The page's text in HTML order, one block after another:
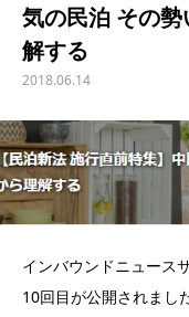
気の民泊 その
解する
2018.06.14
インバウンドニュース
10回目が公開されました